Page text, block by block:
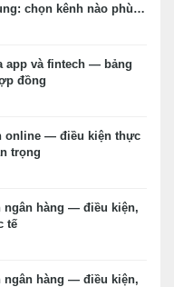
chọn kênh nào phù
app và fintech — bảng
đồng
online — điều kiện thực
trọng
ngân hàng — điều kiện,
tế
ngân hàng — điều kiện,